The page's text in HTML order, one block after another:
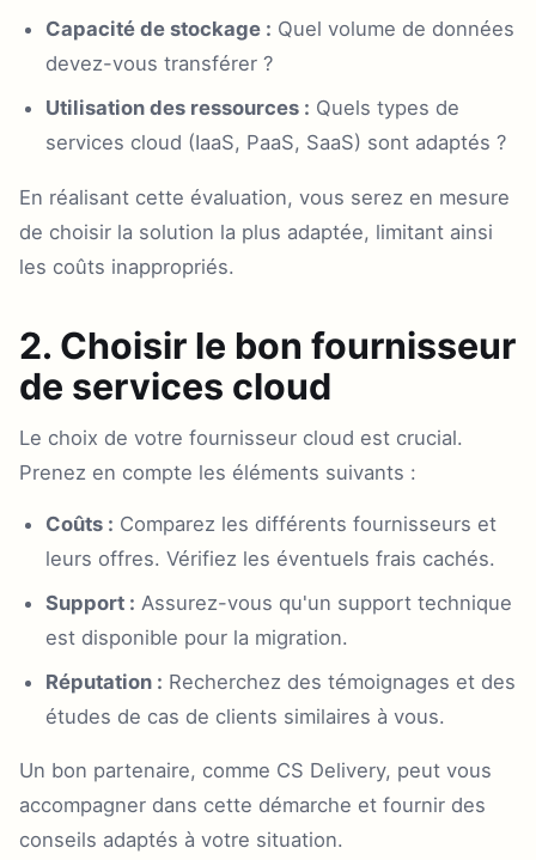
Capacité de stockage : Quel volume de données
devez-vous transférer ?
Utilisation des ressources : Quels types de
services cloud (IaaS, PaaS, SaaS) sont adaptés ?
En réalisant cette évaluation, vous serez en mesure
de choisir la solution la plus adaptée, limitant ainsi
les coûts inappropriés.
2. Choisir le bon fournisseur
de services cloud
Le choix de votre fournisseur cloud est crucial.
Prenez en compte les éléments suivants :
Coûts : Comparez les différents fournisseurs et
leurs offres. Vérifiez les éventuels frais cachés.
Support : Assurez-vous qu'un support technique
est disponible pour la migration.
Réputation : Recherchez des témoignages et des
études de cas de clients similaires à vous.
Un bon partenaire, comme CS Delivery, peut vous
accompagner dans cette démarche et fournir des
conseils adaptés à votre situation.